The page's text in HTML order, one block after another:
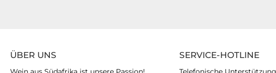
SERVICE-HOTLINE
ÜBER UNS